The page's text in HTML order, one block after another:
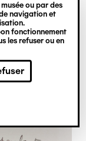
ou par des
navigation et
fonctionnement
les refuser ou en